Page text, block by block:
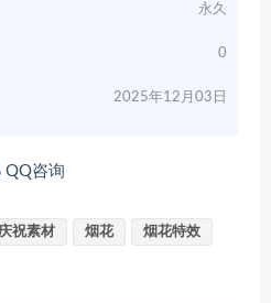
永久
0
2025年12月03日
QQ咨询
庆祝素材 烟花 烟花特效